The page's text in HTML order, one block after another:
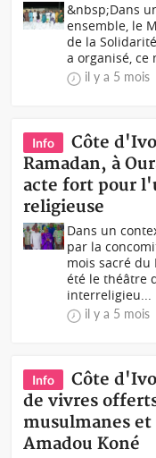
&nbsp;Dans
ensemble, le
de la
a organisé,
il y a 5 mois
Info
Côte
Ramadan, à
acte fort pour
religieuse
Dans un
par la
mois sacré du
été le théâtre
interreligieu...
il y a 5 mois
Info
Côte
de vivres
musulmanes
Amadou Koné